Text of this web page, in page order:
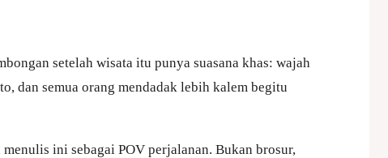
setelah wisata itu punya suasana khas: wajah
dan semua orang mendadak lebih kalem begitu
ini sebagai POV perjalanan. Bukan brosur,